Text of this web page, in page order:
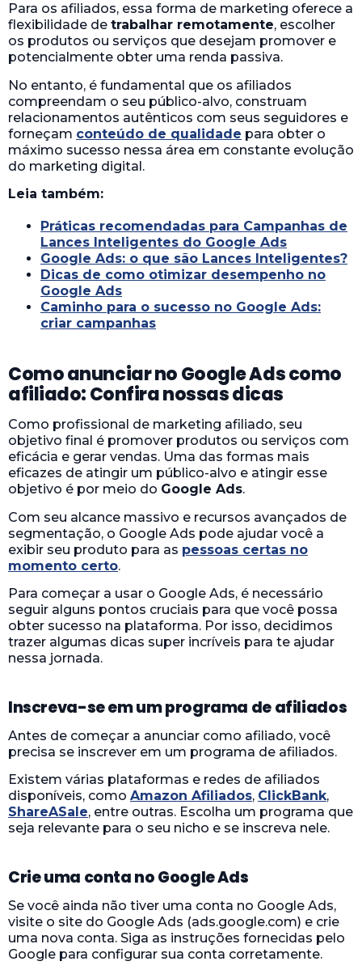
Para os afiliados, essa forma de marketing oferece a
flexibilidade de trabalhar remotamente, escolher
os produtos ou serviços que desejam promover e
potencialmente obter uma renda passiva.
No entanto, é fundamental que os afiliados
compreendam o seu público-alvo, construam
relacionamentos autênticos com seus seguidores e
forneçam conteúdo de qualidade para obter o
máximo sucesso nessa área em constante evolução
do marketing digital.
Leia também:
Práticas recomendadas para Campanhas de
Lances Inteligentes do Google Ads
Google Ads: o que são Lances Inteligentes?
Dicas de como otimizar desempenho no
Google Ads
Caminho para o sucesso no Google Ads:
criar campanhas
Como anunciar no Google Ads como
afiliado: Confira nossas dicas
Como profissional de marketing afiliado, seu
objetivo final é promover produtos ou serviços com
eficácia e gerar vendas. Uma das formas mais
eficazes de atingir um público-alvo e atingir esse
objetivo é por meio do Google Ads.
Com seu alcance massivo e recursos avançados de
segmentação, o Google Ads pode ajudar você a
exibir seu produto para as pessoas certas no
momento certo.
Para começar a usar o Google Ads, é necessário
seguir alguns pontos cruciais para que você possa
obter sucesso na plataforma. Por isso, decidimos
trazer algumas dicas super incríveis para te ajudar
nessa jornada.
Inscreva-se em um programa de afiliados
Antes de começar a anunciar como afiliado, você
precisa se inscrever em um programa de afiliados.
Existem várias plataformas e redes de afiliados
disponíveis, como Amazon Afiliados, ClickBank,
ShareASale, entre outras. Escolha um programa que
seja relevante para o seu nicho e se inscreva nele.
Crie uma conta no Google Ads
Se você ainda não tiver uma conta no Google Ads,
visite o site do Google Ads (ads.google.com) e crie
uma nova conta. Siga as instruções fornecidas pelo
Google para configurar sua conta corretamente.